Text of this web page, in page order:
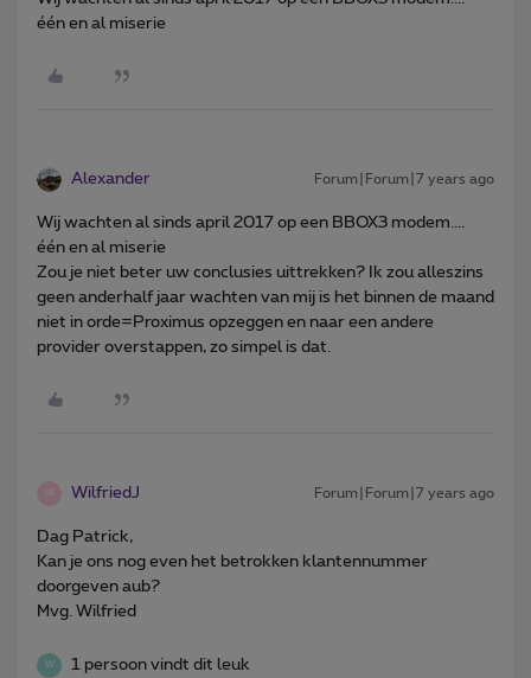
één en al miserie
Alexander Forum|Forum|7 years ago
Wij wachten al sinds april 2017 op een BBOX3 modem....
één en al miserie
Zou je niet beter uw conclusies uittrekken? Ik zou alleszins
geen anderhalf jaar wachten van mij is het binnen de maand
niet in orde=Proximus opzeggen en naar een andere
provider overstappen, zo simpel is dat.
WilfriedJ Forum|Forum|7 years ago
Dag Patrick,
Kan je ons nog even het betrokken klantennummer
doorgeven aub?
Mvg. Wilfried
W 1 persoon vindt dit leuk